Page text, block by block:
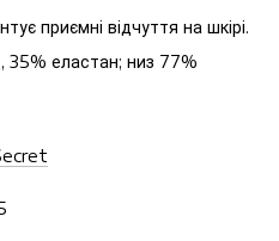
приємні відчуття на шкірі.
35% еластан; низ 77%